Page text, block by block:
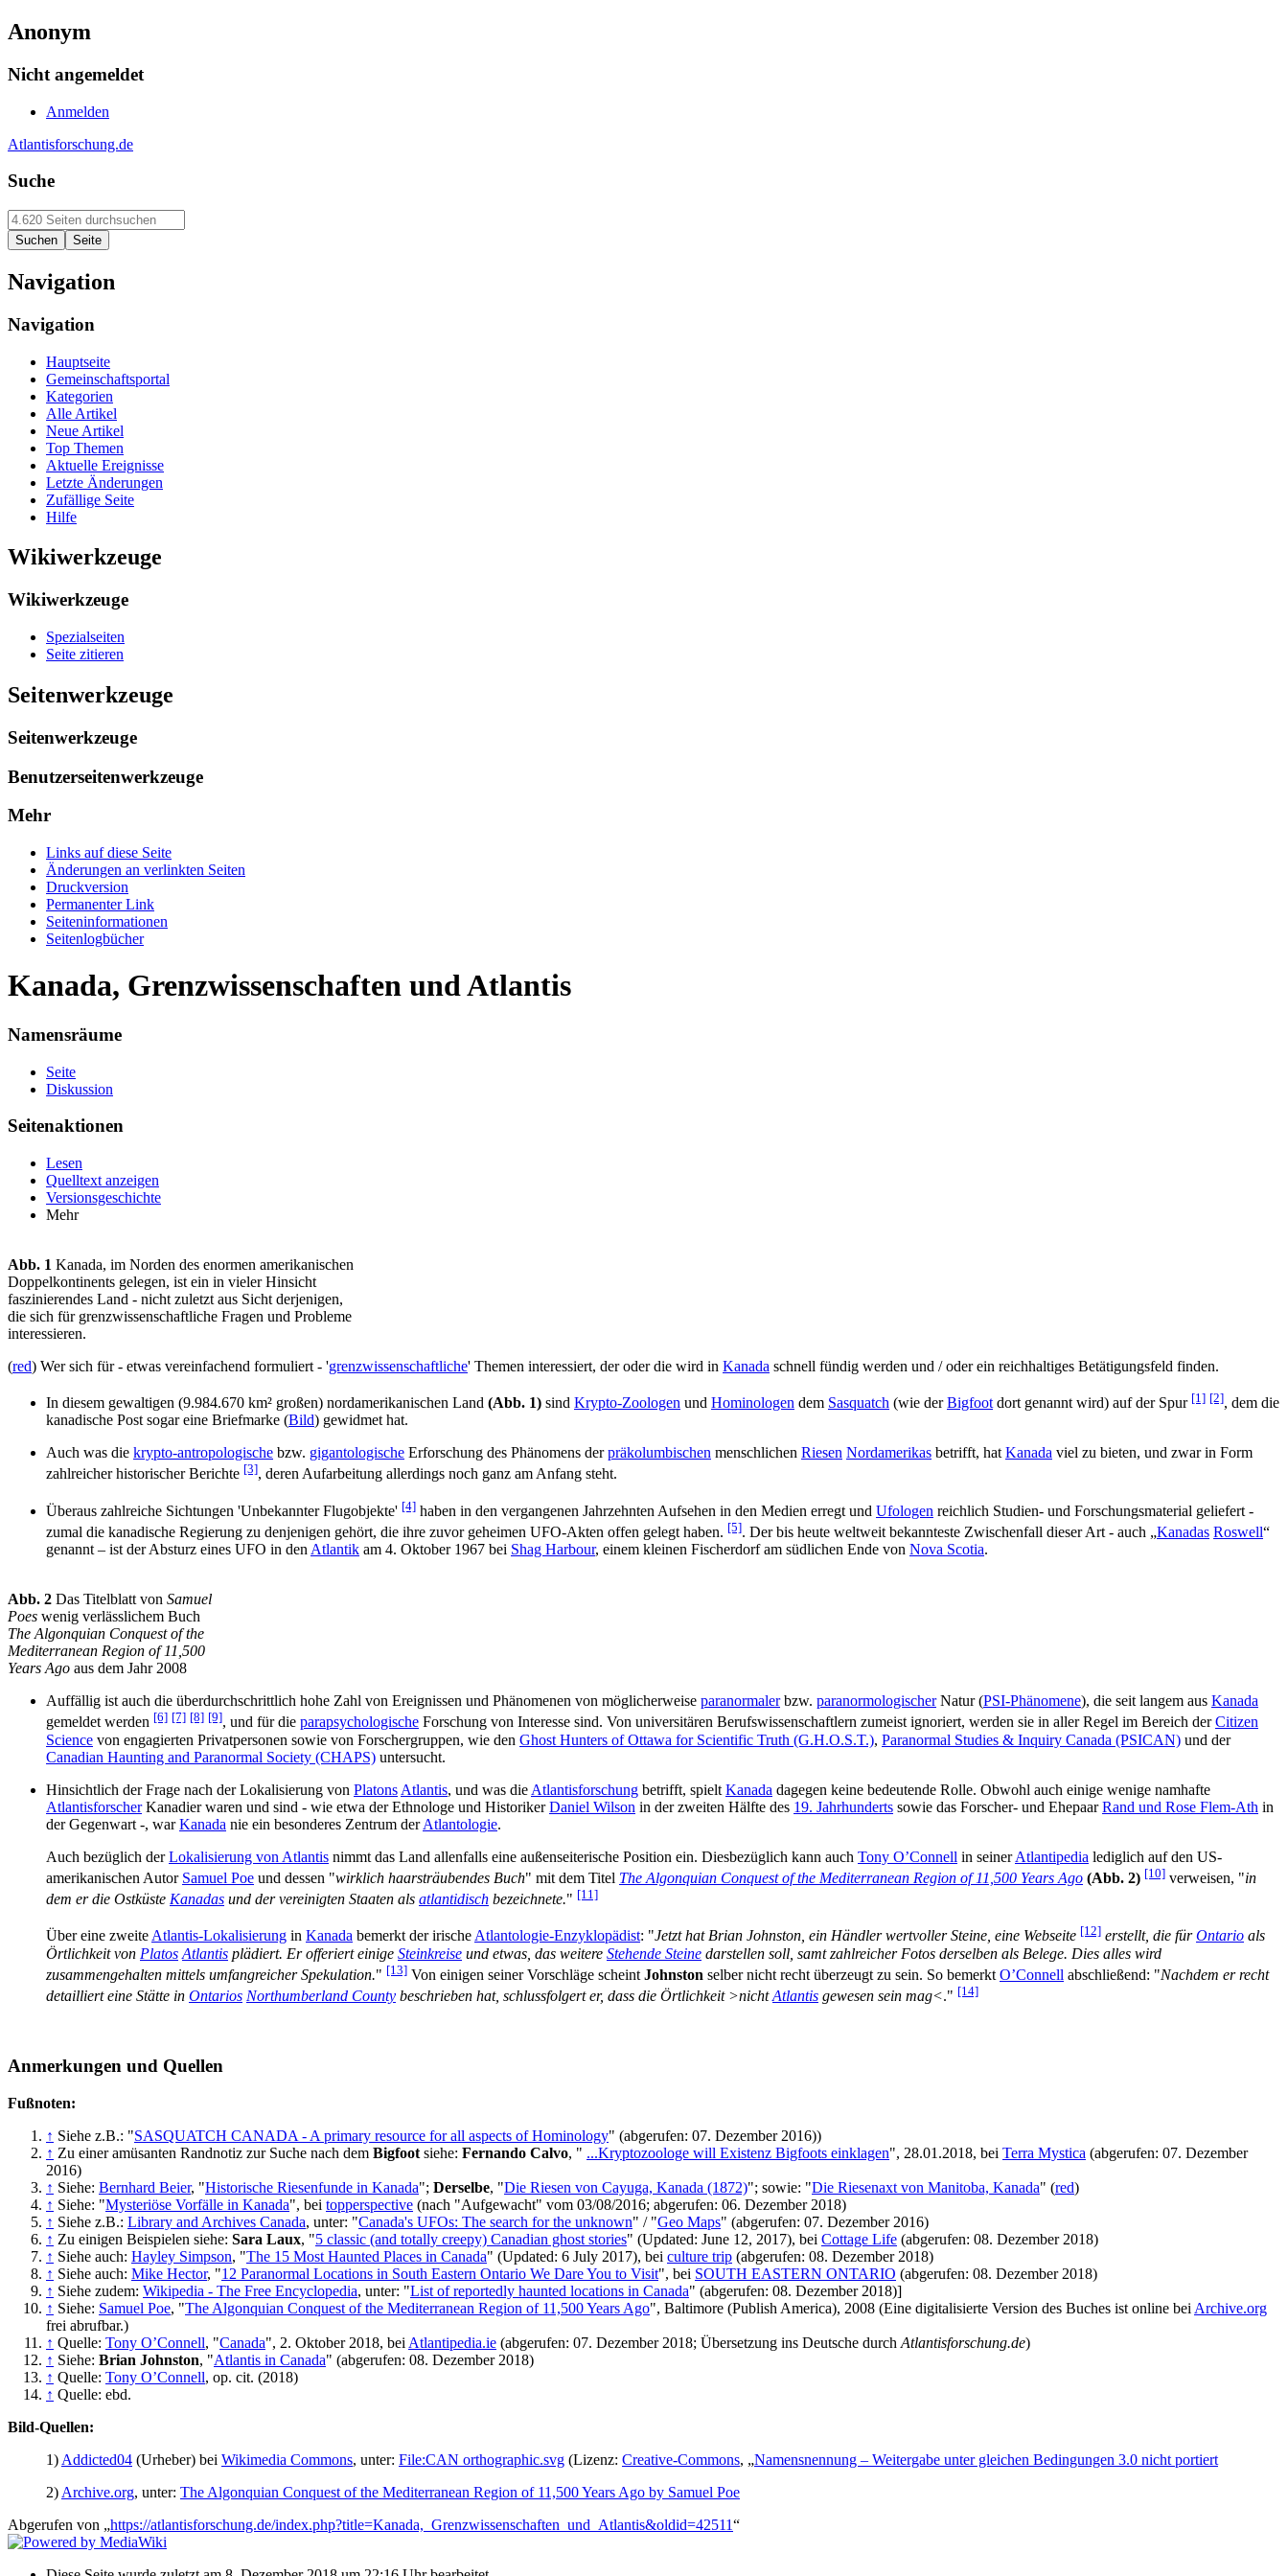
Anonym
Nicht angemeldet
Anmelden
Atlantisforschung.de
Suche
Navigation
Navigation
Hauptseite
Gemeinschaftsportal
Kategorien
Alle Artikel
Neue Artikel
Top Themen
Aktuelle Ereignisse
Letzte Änderungen
Zufällige Seite
Hilfe
Wikiwerkzeuge
Wikiwerkzeuge
Spezialseiten
Seite zitieren
Seitenwerkzeuge
Seitenwerkzeuge
Benutzerseitenwerkzeuge
Mehr
Links auf diese Seite
Änderungen an verlinkten Seiten
Druckversion
Permanenter Link
Seiten­informationen
Seitenlogbücher
Kanada, Grenzwissenschaften und Atlantis
Namensräume
Seite
Diskussion
Seitenaktionen
Lesen
Quelltext anzeigen
Versionsgeschichte
Mehr
Abb. 1 Kanada, im Norden des enormen amerikanischen
Doppelkontinents gelegen, ist ein in vieler Hinsicht
faszinierendes Land - nicht zuletzt aus Sicht derjenigen,
die sich für grenzwissenschaftliche Fragen und Probleme
interessieren.
(red) Wer sich für - etwas vereinfachend formuliert - 'grenzwissenschaftliche' Themen interessiert, der oder die wird in Kanada schnell fündig werden und / oder ein reichhaltiges Betätigungsfeld finden.
In diesem gewaltigen (9.984.670 km² großen) nordamerikanischen Land (Abb. 1) sind Krypto-Zoologen und Hominologen dem Sasquatch (wie derBigfoot dort genannt wird) auf der Spur [1] [2], dem die
kanadische Post sogar eine Briefmarke (Bild) gewidmet hat.
Auch was die krypto-antropologische bzw. gigantologische Erforschung des Phänomens derpräkolumbischen menschlichen Riesen Nordamerikas betrifft, hat Kanada viel zu bieten, und zwar in Form
zahlreicher historischer Berichte [3], deren Aufarbeitung allerdings noch ganz am Anfang steht.
Überaus zahlreiche Sichtungen 'Unbekannter Flugobjekte' [4] haben in den vergangenen Jahrzehnten Aufsehen in den Medien erregt und Ufologen reichlich Studien- und Forschungsmaterial geliefert -
zumal die kanadische Regierung zu denjenigen gehört, die ihre zuvor geheimen UFO-Akten offen gelegt haben. [5]. Der bis heute weltweit bekannteste Zwischenfall dieser Art - auch „Kanadas Roswell“
genannt – ist der Absturz eines UFO in den Atlantik am 4. Oktober 1967 bei Shag Harbour, einem kleinen Fischerdorf am südlichen Ende von Nova Scotia.
Abb. 2 Das Titelblatt von Samuel
Poes wenig verlässlichem Buch
The Algonquian Conquest of the
Mediterranean Region of 11,500
Years Ago aus dem Jahr 2008
Auffällig ist auch die überdurchschrittlich hohe Zahl von Ereignissen und Phänomenen von möglicherweise paranormalerbzw. paranormologischerNatur (PSI-Phänomene), die seit langem aus Kanada
gemeldet werden [6] [7] [8] [9], und für die parapsychologische Forschung von Interesse sind. Von universitären Berufswissenschaftlern zumeist ignoriert, werden sie in aller Regel im Bereich derCitizen
Science von engagierten Privatpersonen sowie von Forschergruppen, wie den Ghost Hunters of Ottawa for Scientific Truth (G.H.O.S.T.), Paranormal Studies & Inquiry Canada (PSICAN) und der
Canadian Haunting and Paranormal Society (CHAPS) untersucht.
Hinsichtlich der Frage nach der Lokalisierung von Platons Atlantis, und was die Atlantisforschung betrifft, spielt Kanada dagegen keine bedeutende Rolle. Obwohl auch einige wenige namhafte
AtlantisforscherKanadier waren und sind - wie etwa der Ethnologe und HistorikerDaniel Wilson in der zweiten Hälfte des 19. Jahrhunderts sowie das Forscher- und EhepaarRand und Rose Flem-Ath in
der Gegenwart -, warKanada nie ein besonderes Zentrum derAtlantologie.
Auch bezüglich derLokalisierung von Atlantis nimmt das Land allenfalls eine außenseiterische Position ein. Diesbezüglich kann auch Tony O’Connell in seinerAtlantipedia lediglich auf den US-
amerikanischen Autor Samuel Poe und dessen "wirklich haarsträubendes Buch" mit dem Titel The Algonquian Conquest of the Mediterranean Region of 11,500 Years Ago (Abb. 2) [10] verweisen, "in
dem er die Ostküste Kanadas und der vereinigten Staaten als atlantidisch bezeichnete." [11]
Über eine zweiteAtlantis-Lokalisierung in Kanada bemerkt der irischeAtlantologie-Enzyklopädist: "Jetzt hat Brian Johnston, ein Händler wertvoller Steine, eine Webseite [12] erstellt, die fürOntario als
Örtlichkeit von Platos Atlantis plädiert. Er offeriert einige Steinkreise und etwas, das weitere Stehende Steine darstellen soll, samt zahlreicher Fotos derselben als Belege. Dies alles wird
zusammengehalten mittels umfangreicher Spekulation." [13] Von einigen seiner Vorschläge scheint Johnston selber nicht recht überzeugt zu sein. So bemerkt O’Connell abschließend: "Nachdem er recht
detailliert eine Stätte in Ontarios Northumberland County beschrieben hat, schlussfolgert er, dass die Örtlichkeit >nichtAtlantis gewesen sein mag<." [14]
Anmerkungen und Quellen
Fußnoten:
↑ Siehe z.B.: "SASQUATCH CANADA - A primary resource for all aspects of Hominology" (abgerufen: 07. Dezember 2016))
↑ Zu einer amüsanten Randnotiz zur Suche nach dem Bigfoot siehe: Fernando Calvo, " ...Kryptozoologe will Existenz Bigfoots einklagen", 28.01.2018, bei Terra Mystica (abgerufen: 07. Dezember
2016)
↑ Siehe: Bernhard Beier, "Historische Riesenfunde in Kanada"; Derselbe, "Die Riesen von Cayuga, Kanada (1872)"; sowie: "Die Riesenaxt von Manitoba, Kanada" (red)
↑ Siehe: "Mysteriöse Vorfälle in Kanada", bei topperspective (nach "Aufgewacht" vom 03/08/2016; abgerufen: 06. Dezember 2018)
↑ Siehe z.B.: Library and Archives Canada, unter: "Canada's UFOs: The search for the unknown" / "Geo Maps" (abgerufen: 07. Dezember 2016)
↑ Zu einigen Beispielen siehe: Sara Laux, "5 classic (and totally creepy) Canadian ghost stories" (Updated: June 12, 2017), bei Cottage Life (abgerufen: 08. Dezember 2018)
↑ Siehe auch: Hayley Simpson, "The 15 Most Haunted Places in Canada" (Updated: 6 July 2017), bei culture trip (abgerufen: 08. Dezember 2018)
↑ Siehe auch: Mike Hector, "12 Paranormal Locations in South Eastern Ontario We Dare You to Visit", bei SOUTH EASTERN ONTARIO (abgerufen: 08. Dezember 2018)
↑ Siehe zudem: Wikipedia - The Free Encyclopedia, unter: "List of reportedly haunted locations in Canada" (abgerufen: 08. Dezember 2018)]
↑ Siehe: Samuel Poe, "The Algonquian Conquest of the Mediterranean Region of 11,500 Years Ago", Baltimore (Publish America), 2008 (Eine digitalisierte Version des Buches ist online bei Archive.org
frei abrufbar.)
↑ Quelle: Tony O’Connell, "Canada", 2. Oktober 2018, bei Atlantipedia.ie (abgerufen: 07. Dezember 2018; Übersetzung ins Deutsche durch Atlantisforschung.de)
↑ Siehe: Brian Johnston, "Atlantis in Canada" (abgerufen: 08. Dezember 2018)
↑ Quelle: Tony O’Connell, op. cit. (2018)
↑ Quelle: ebd.
Bild-Quellen:
1) Addicted04 (Urheber) bei Wikimedia Commons, unter: File:CAN orthographic.svg (Lizenz: Creative-Commons, „Namensnennung – Weitergabe unter gleichen Bedingungen 3.0 nicht portiert
2) Archive.org, unter: The Algonquian Conquest of the Mediterranean Region of 11,500 Years Ago by Samuel Poe
Abgerufen von „https://atlantisforschung.de/index.php?title=Kanada,_Grenzwissenschaften_und_Atlantis&oldid=42511“